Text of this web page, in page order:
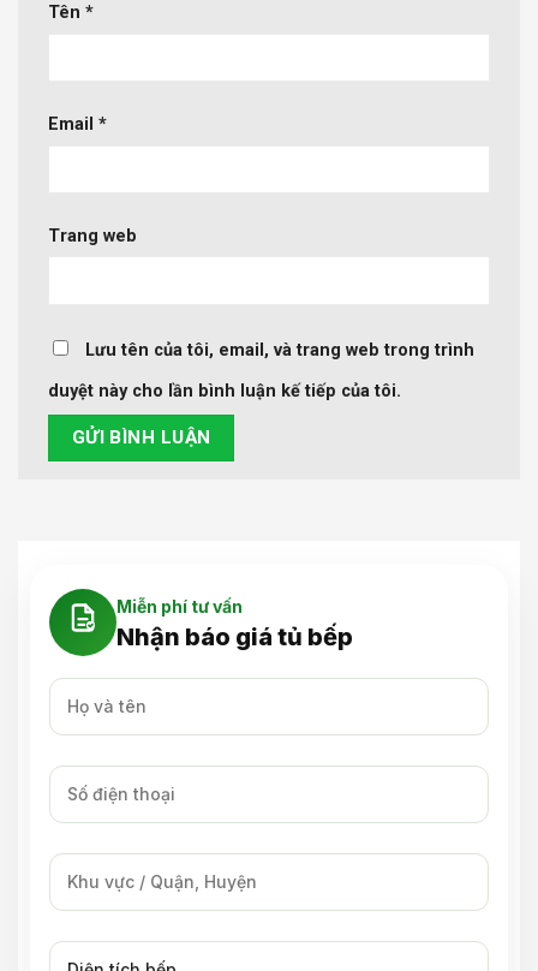
Tên *
Email *
Trang web
Lưu tên của tôi, email, và trang web trong trình
duyệt này cho lần bình luận kế tiếp của tôi.
Miễn phí tư vấn
Nhận báo giá tủ bếp